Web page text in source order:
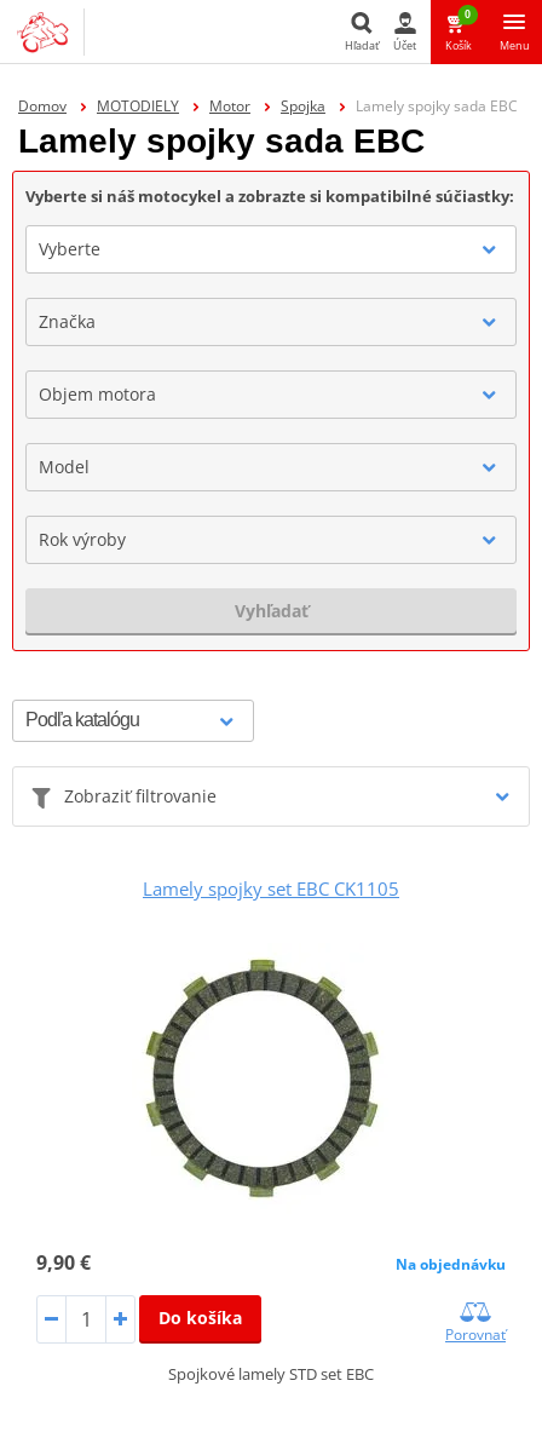
Hľadať
Hľadať Účet
0
Košík Menu
Domov MOTODIELY Motor Spojka Lamely spojky sada EBC
Lamely spojky sada EBC
Vyberte si náš motocykel a zobrazte si kompatibilné súčiastky:
Vyberte
Značka
Objem motora
Model
Rok výroby
Vyhľadať
Zobraziť filtrovanie
Lamely spojky set EBC CK1105
9,90 € Na objednávku
Do košíka
Porovnať
Spojkové lamely STD set EBC